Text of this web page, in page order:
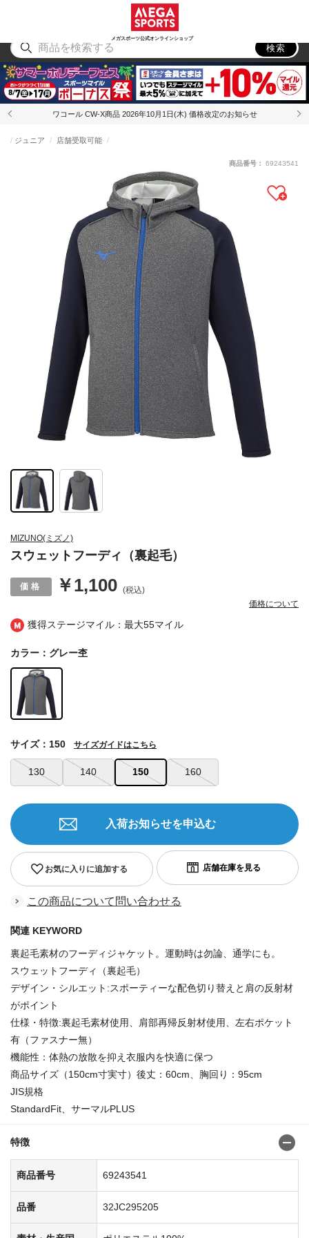
メガスポーツ公式オンラインショップ
アウトドア
検索
ワコール CW-X商品 2026年10月1日(木) 価格改定のお知らせ
獲得ステージマイル：最大55マイル
MIZUNO(ミズノ)
スウェットフーディ（裏起毛）
ジュニア 店舗受取可能
￥1,100 (税込)
価格について
商品番号： 69243541
カラー：グレー杢
130 140 150 160
サイズ：150 サイズガイドはこちら
お気に入りに追加する
入荷お知らせを申込む
この商品について問い合わせる
関連 KEYWORD
裏起毛素材のフーディジャケット。運動時は勿論、通学にも。
スウェットフーディ（裏起毛）
デザイン・シルエット:スポーティーな配色切り替えと肩の反射材
がポイント
仕様・特徴:裏起毛素材使用、肩部再帰反射材使用、左右ポケット
有（ファスナー無）
機能性：体熱の放散を抑え衣服内を快適に保つ
商品サイズ（150cm寸実寸）後丈：60cm、胸回り：95cm
JIS規格
StandardFit、サーマルPLUS
特徴
商品番号 69243541
品番 32JC295205